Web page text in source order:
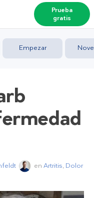
Prueba
gratis
Empezar
en Artritis, Dolor